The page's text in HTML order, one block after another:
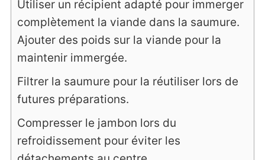
Utiliser un récipient adapté pour immerger
complètement la viande dans la saumure.
Ajouter des poids sur la viande pour la
maintenir immergée.
Filtrer la saumure pour la réutiliser lors de
futures préparations.
Compresser le jambon lors du
refroidissement pour éviter les